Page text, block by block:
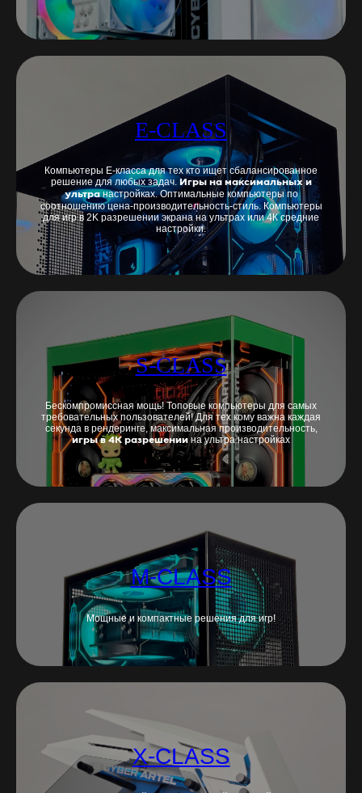
E-CLASS
Компьютеры E-класса для тех кто ищет сбалансированное
решение для любых задач. Игры на максимальных и
ультранастройках. Оптимальные компьютеры по
соотношению цена-производительность-стиль. Компьютеры
для игр в 2K разрешении экрана на ультрах или 4К средние
настройки.
S-CLASS
Бескомпромиссная мощь! Топовые компьютеры для самых
требовательных пользователей! Для тех кому важна каждая
секунда в рендеринге, максимальная производительность,
игры в 4К разрешениина ультра настройках
M-CLASS
Мощные и компактные решения для игр!
X-CLASS